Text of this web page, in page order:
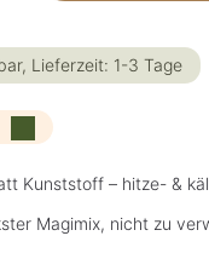
Lieferzeit: 1-3 Tage
Kunststoff – hitze- &
Magimix, nicht zu